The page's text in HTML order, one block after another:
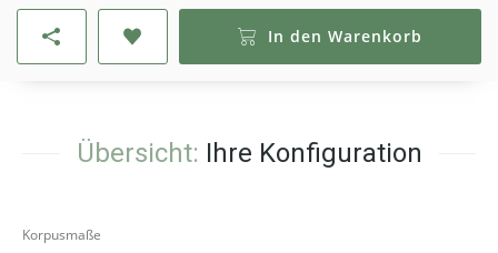
In den Warenkorb
Übersicht: Ihre Konfiguration
Korpusmaße